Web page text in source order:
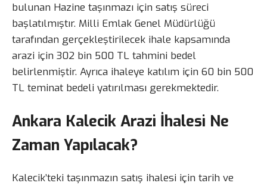
bulunan Hazine taşınmazı için satış süreci
başlatılmıştır. Milli Emlak Genel Müdürlüğü
tarafından gerçekleştirilecek ihale kapsamında
arazi için 302 bin 500 TL tahmini bedel
belirlenmiştir. Ayrıca ihaleye katılım için 60 bin 500
TL teminat bedeli yatırılması gerekmektedir.
Ankara Kalecik Arazi İhalesi Ne
Zaman Yapılacak?
Kalecik’teki taşınmazın satış ihalesi için tarih ve